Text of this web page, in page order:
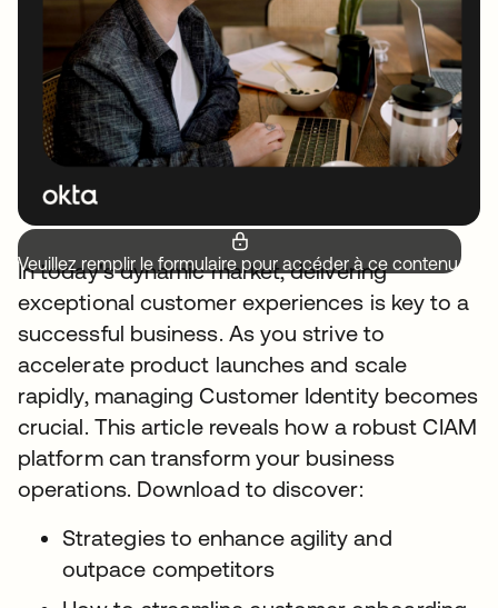
Veuillez remplir le formulaire pour accéder à ce contenu.
In today's dynamic market, delivering
exceptional customer experiences is key to a
successful business. As you strive to
accelerate product launches and scale
rapidly, managing Customer Identity becomes
crucial. This article reveals how a robust CIAM
platform can transform your business
operations. Download to discover:
Strategies to enhance agility and
outpace competitors